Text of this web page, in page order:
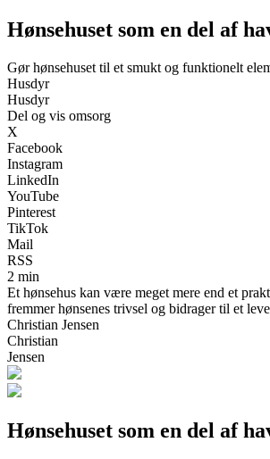
Hønsehuset som en del af
Gør hønsehuset til et smukt og funktionelt
Husdyr
Husdyr
Del og vis omsorg
X
Facebook
Instagram
LinkedIn
YouTube
Pinterest
TikTok
Mail
RSS
2 min
Et hønsehus kan være meget mere end et
fremmer hønsenes trivsel og bidrager til et
Christian Jensen
Christian
Jensen
Hønsehuset som en del af